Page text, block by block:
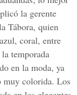
la gerente
Tábora, quien
coral, entre
temporada
en la moda, ya
muy colorida. Los